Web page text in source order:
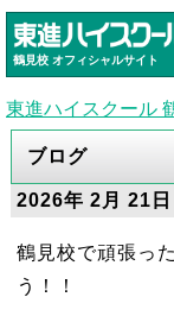
鶴見校 オフィシャルサイト
東進ハイスクール
ブログ
2026年 2月 21
鶴見校で頑張っ
う！！